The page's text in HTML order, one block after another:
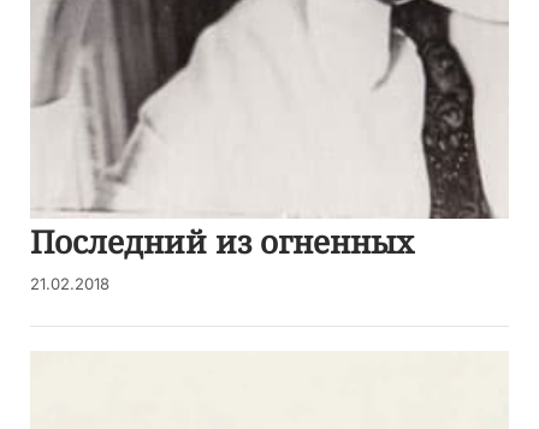
Последний из огненных
21.02.2018